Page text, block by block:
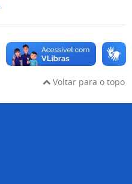
Voltar para o topo